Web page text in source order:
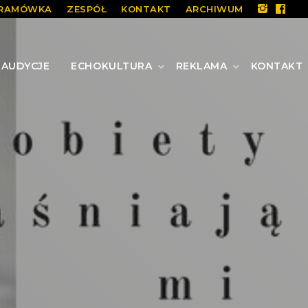
ZESPÓŁ KONTAKT ARCHIWUM
AUDYCJE ECHOKULTURA REKLAMA KONTAKT